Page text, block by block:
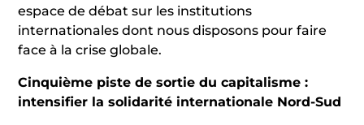
espace de débat sur les institutions
internationales dont nous disposons pour faire
face à la crise globale.
Cinquième piste de sortie du capitalisme :
intensifier la solidarité internationale Nord-Sud